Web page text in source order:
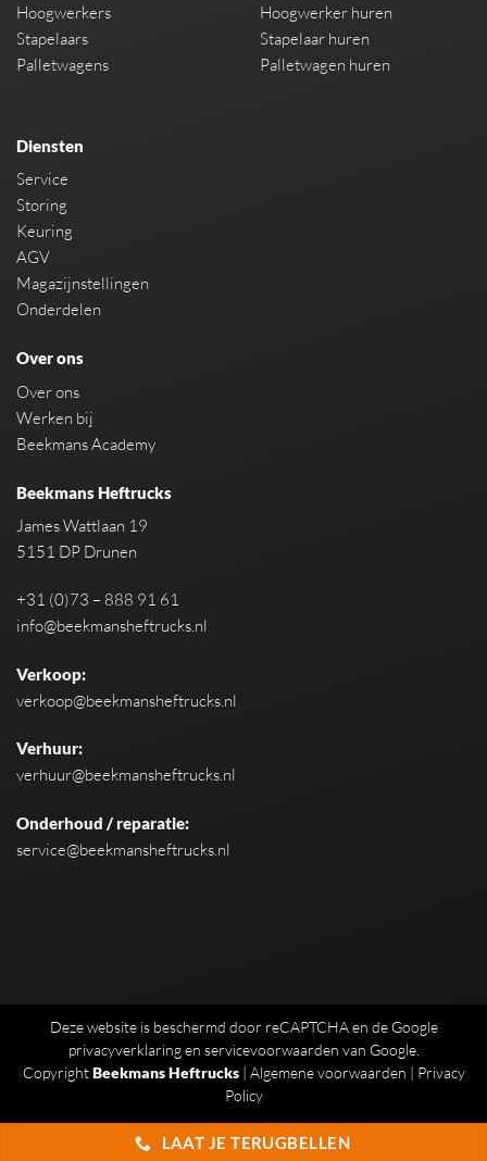
Hoogwerkers
Stapelaars
Palletwagens
Hoogwerker huren
Stapelaar huren
Palletwagen huren
Diensten
Service
Storing
Keuring
AGV
Magazijnstellingen
Onderdelen
Over ons
Over ons
Werken bij
Beekmans Academy
Beekmans Heftrucks
James Wattlaan 19
5151 DP Drunen
+31 (0)73 – 888 91 61
info@beekmansheftrucks.nl
Verkoop:
verkoop@beekmansheftrucks.nl
Verhuur:
verhuur@beekmansheftrucks.nl
Onderhoud / reparatie:
service@beekmansheftrucks.nl
Deze website is beschermd door reCAPTCHA en de Google
privacyverklaringen servicevoorwaarden van Google.
CopyrightBeekmans Heftrucks| Algemene voorwaarden | Privacy
Policy
LAAT JE TERUGBELLEN